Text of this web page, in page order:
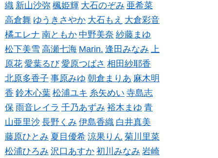
織 新山沙弥 楓姫輝 大石のぞみ 亜希菜
高倉舞 ゆうきさやか 大石もえ 大倉彩音
橘エレナ 南ともか 中野美奈 紗藤まゆ
松下美雪 高瀬七海 Marin. 逢田みなみ 上
原花 愛葉るび 愛原つばさ 相田紗耶香
北原多香子 事原みゆ 朝倉まりあ 麻木明
香 鈴木心葉 松浦ユキ 糸矢めい 寺島志
保 雨音レイラ 千乃あずみ 裕木まゆ 青
山亜里沙 長野くみ 伊島香織 白井真美
藤原ひとみ 夏目優希 涼果りん 菊川里菜
松浦ひろみ 沢口あすか 初川みなみ 岩崎